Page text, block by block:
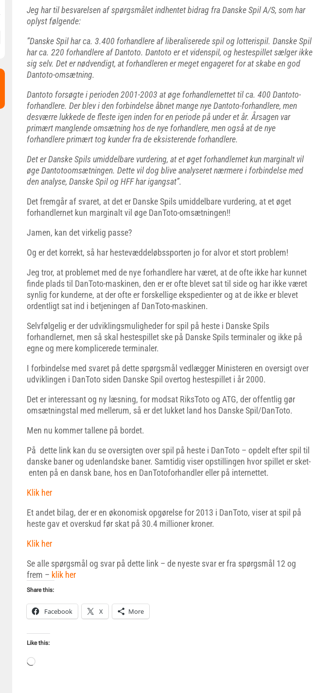
Jeg har til besvarelsen af spørgsmålet indhentet bidrag fra Danske Spil A/S, som har
oplyst følgende:
”Danske Spil har ca. 3.400 forhandlere af liberaliserede spil og lotterispil. Danske Spil
har ca. 220 forhandlere af Dantoto. Dantoto er et videnspil, og hestespillet sælger ikke
sig selv. Det er nødvendigt, at forhandleren er meget engageret for at skabe en god
Dantoto-omsætning.
Dantoto forsøgte i perioden 2001-2003 at øge forhandlernettet til ca. 400 Dantoto-
forhandlere. Der blev i den forbindelse åbnet mange nye Dantoto-forhandlere, men
desværre lukkede de fleste igen inden for en periode på under et år. Årsagen var
primært manglende omsætning hos de nye forhandlere, men også at de nye
forhandlere primært tog kunder fra de eksisterende forhandlere.
Det er Danske Spils umiddelbare vurdering, at et øget forhandlernet kun marginalt vil
øge Dantotoomsætningen. Dette vil dog blive analyseret nærmere i forbindelse med
den analyse, Danske Spil og HFF har igangsat”.
Det fremgår af svaret, at det er Danske Spils umiddelbare vurdering, at et øget
forhandlernet kun marginalt vil øge DanToto-omsætningen!!
Jamen, kan det virkelig passe?
Og er det korrekt, så har hestevæddeløbssporten jo for alvor et stort problem!
Jeg tror, at problemet med de nye forhandlere har været, at de ofte ikke har kunnet
finde plads til DanToto-maskinen, den er er ofte blevet sat til side og har ikke været
synlig for kunderne, at der ofte er forskellige ekspedienter og at de ikke er blevet
ordentligt sat ind i betjeningen af DanToto-maskinen.
Selvfølgelig er der udviklingsmuligheder for spil på heste i Danske Spils
forhandlernet, men så skal hestespillet ske på Danske Spils terminaler og ikke på
egne og mere komplicerede terminaler.
I forbindelse med svaret på dette spørgsmål vedlægger Ministeren en oversigt over
udviklingen i DanToto siden Danske Spil overtog hestespillet i år 2000.
Det er interessant og ny læsning, for modsat RiksToto og ATG, der offentlig gør
omsætningstal med mellerum, så er det lukket land hos Danske Spil/DanToto.
Men nu kommer tallene på bordet.
På dette link kan du se oversigten over spil på heste i DanToto – opdelt efter spil til
danske baner og udenlandske baner. Samtidig viser opstillingen hvor spillet er sket-
enten på en dansk bane, hos en DanTotoforhandler eller på internettet.
Klik her
Et andet bilag, der er en økonomisk opgørelse for 2013 i DanToto, viser at spil på
heste gav et overskud før skat på 30.4 millioner kroner.
Klik her
Se alle spørgsmål og svar på dette link – de nyeste svar er fra spørgsmål 12 og
frem – klik her
Share this:
Facebook X More
Like this:
Loading…